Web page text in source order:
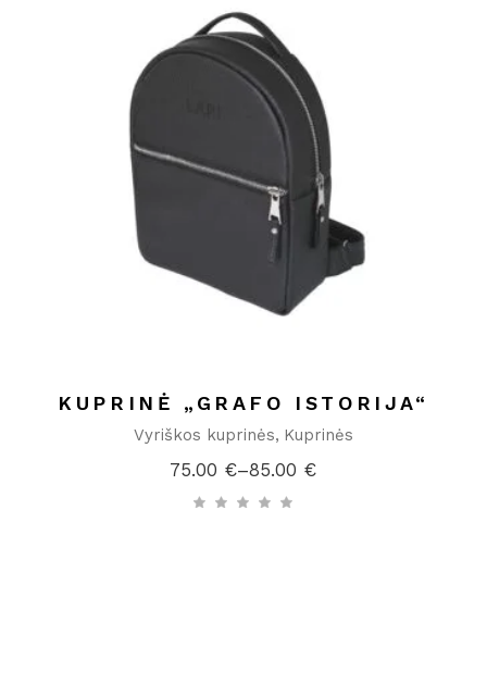
KUPRINĖ „GRAFO ISTORIJA“
Vyriškos kuprinės Kuprinės
75.00 €–85.00 €
Price
range:
75.00 €